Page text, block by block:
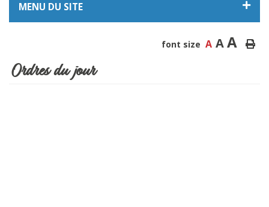
MENU DU SITE
font size A A A
Ordres du jour